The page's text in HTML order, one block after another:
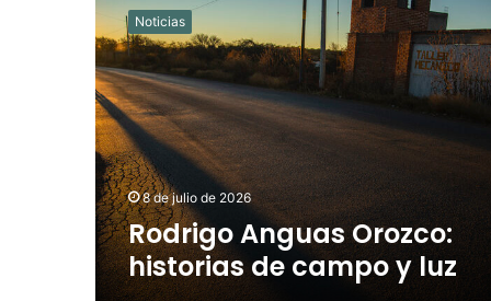
Anguas
Orozco:
historias
de
campo
y
luz
Noticias
8 de julio de 2026
Rodrigo Anguas Orozco:
historias de campo y luz